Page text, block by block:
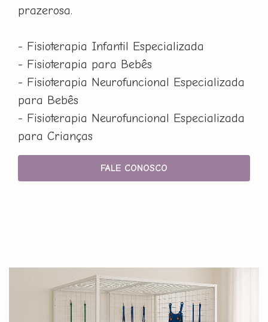
prazerosa.
- Fisioterapia Infantil Especializada
- Fisioterapia para Bebês
- Fisioterapia Neurofuncional Especializada
para Bebês
- Fisioterapia Neurofuncional Especializada
para Crianças
FALE CONOSCO